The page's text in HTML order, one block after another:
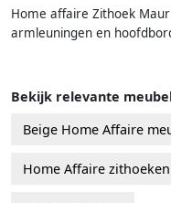
Home affaire Zithoek
armleuningen en
Bekijk relevante
Beige Home Affaire
Home Affaire zithoeken